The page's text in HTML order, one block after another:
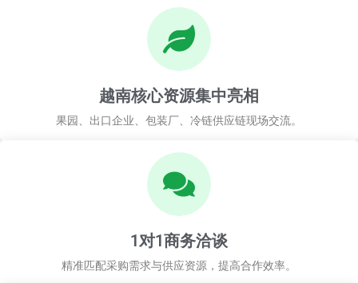
越南核心资源集中亮相
果园、出口企业、包装厂、冷链供应链现场交流。
1对1商务洽谈
精准匹配采购需求与供应资源，提高合作效率。